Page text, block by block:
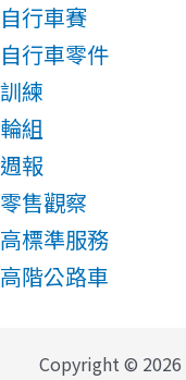
自行車賽
自行車零件
訓練
輪組
週報
零售觀察
高標準服務
高階公路車
Copyright © 2026